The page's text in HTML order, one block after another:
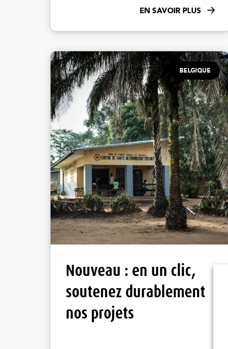
EN SAVOIR PLUS
BELGIQUE
Nouveau : en un clic,
soutenez durablement
nos projets